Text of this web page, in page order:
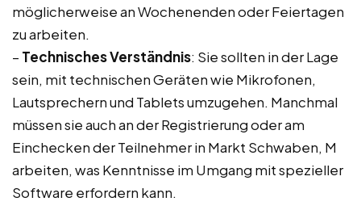
möglicherweise an Wochenenden oder Feiertagen
zu arbeiten.
– Technisches Verständnis: Sie sollten in der Lage
sein, mit technischen Geräten wie Mikrofonen,
Lautsprechern und Tablets umzugehen. Manchmal
müssen sie auch an der Registrierung oder am
Einchecken der Teilnehmer in Markt Schwaben, M
arbeiten, was Kenntnisse im Umgang mit spezieller
Software erfordern kann.